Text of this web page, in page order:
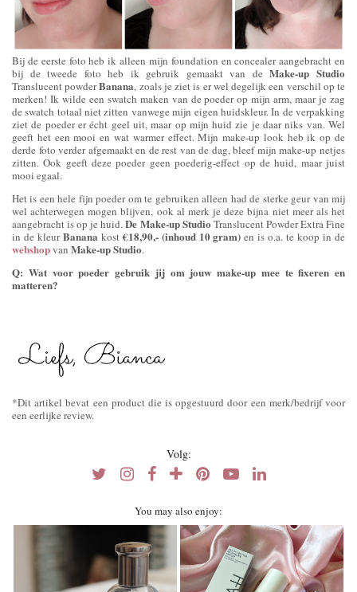
Bij de eerste foto heb ik alleen mijn foundation en concealer aangebracht en
bij de tweede foto heb ik gebruik gemaakt van deMake-up Studio
Translucent powderBanana, zoals je ziet is er wel degelijk een verschil op te
merken! Ik wilde een swatch maken van de poeder op mijn arm, maar je zag
de swatch totaal niet zitten vanwege mijn eigen huidskleur. In de verpakking
ziet de poeder er écht geel uit, maar op mijn huid zie je daar niks van. Wel
geeft het een mooi en wat warmer effect. Mijn make-up look heb ik op de
derde foto verder afgemaakt en de rest van de dag, bleef mijn make-up netjes
zitten. Ook geeft deze poeder geen poederig-effect op de huid, maar juist
mooi egaal.
Het is een hele fijn poeder om te gebruiken alleen had de sterke geur van mij
wel achterwegen mogen blijven, ook al merk je deze bijna niet meer als het
aangebracht is op je huid.De Make-up Studio Translucent Powder Extra Fine
in de kleurBanana kost€18,90,- (inhoud 10 gram) en is o.a. te koop in de
webshopvan Make-up Studio.
Q: Wat voor poeder gebruik jij om jouw make-up mee te fixeren en
matteren?
*Dit artikel bevat een product die is opgestuurd door een merk/bedrijf voor
een eerlijke review.
Volg:
You may also enjoy: